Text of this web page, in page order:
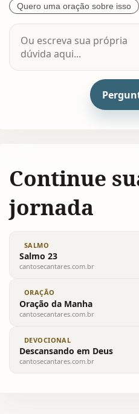
Quero uma oração sobre isso
Continue
jornada
SALMO
Salmo 23
cantosecantares.com.br
ORAÇÃO
Oração da Manha
cantosecantares.com.br
DEVOCIONAL
Descansando em Deus
cantosecantares.com.br